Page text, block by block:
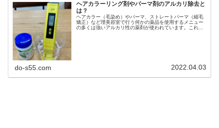
ヘアカラーリング剤やパーマ剤のアルカリ除去と
は？
ヘアカラー（毛染め）やパーマ、ストレートパーマ（縮毛
矯正）など理美容室で行う何かの薬品を使用するメニュー
の多くは強いアルカリ性の薬剤が使われています。これら
do-s55.com 2022.04.03